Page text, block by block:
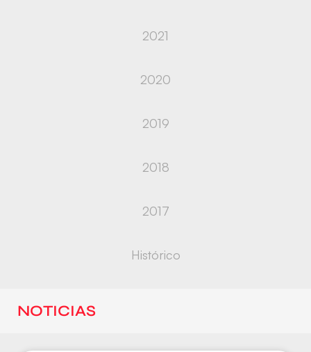
2021
2020
2019
2018
2017
Histórico
NOTICIAS